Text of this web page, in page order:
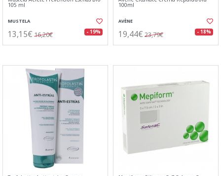
105 ml
MUSTELA
13,15€ 16,20€ - 19%
100ml
AVÈNE
19,44€ 23,79€ - 18%